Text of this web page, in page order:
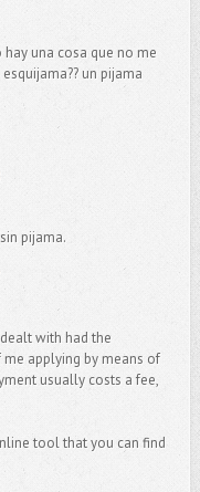
una cosa que no me
un pijama
pijama.
with had the
applying by means of
usually costs a fee,
tool that you can find